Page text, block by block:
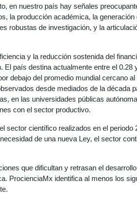
en nuestro país hay señales
la producción académica, la
robustas de investigación, y la
y la reducción sostenida del
país destina actualmente entre el 0.28
debajo del promedio mundial cercano
desde mediados de la década
en las universidades públicas
con el sector productivo.
sector científico realizados en el periodo
de una nueva Ley, el sector
que dificultan y retrasan el
ProcienciaMx identifica al menos los